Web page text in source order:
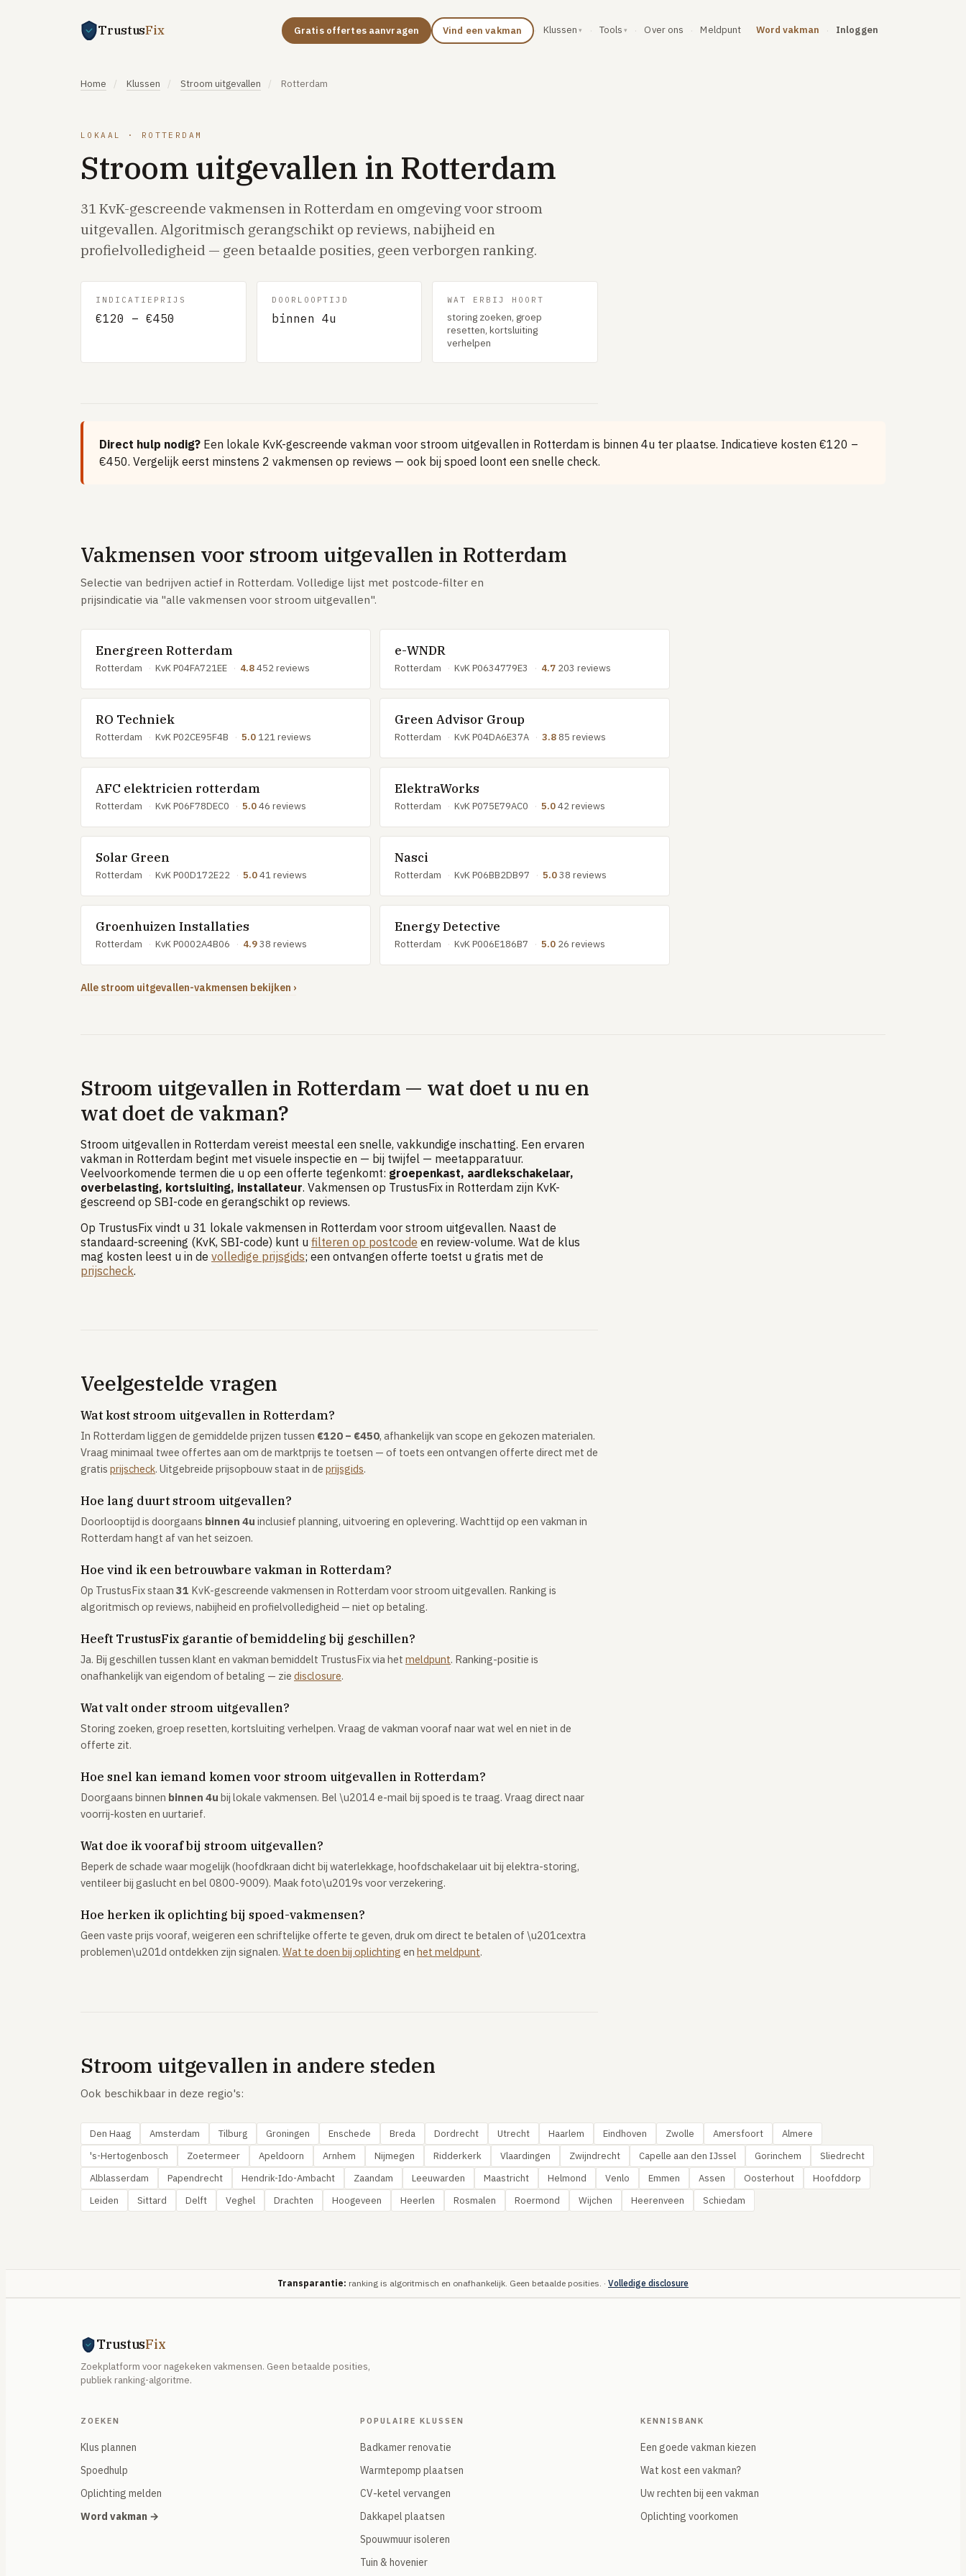
TrustusFix Gratis offertes aanvragen Vind een vakman · Klussen · Tools · Over ons · Meldpunt Word vakman · Inloggen
Home / Klussen / Stroom uitgevallen / Rotterdam
LOKAAL · ROTTERDAM
Stroom uitgevallen in Rotterdam
31 KvK-gescreende vakmensen in Rotterdam en omgeving voor stroom
uitgevallen. Algoritmisch gerangschikt op reviews, nabijheid en
profielvolledigheid — geen betaalde posities, geen verborgen ranking.
INDICATIEPRIJS
€120 – €450
DOORLOOPTIJD
binnen 4u
WAT ERBIJ HOORT
storing zoeken, groep
resetten, kortsluiting
verhelpen
Direct hulp nodig? Een lokale KvK-gescreende vakman voor stroom uitgevallen in Rotterdam is binnen 4u ter plaatse. Indicatieve kosten €120 –
€450. Vergelijk eerst minstens 2 vakmensen op reviews — ook bij spoed loont een snelle check.
Vakmensen voor stroom uitgevallen in Rotterdam
Selectie van bedrijven actief in Rotterdam. Volledige lijst met postcode-filter en
prijsindicatie via "alle vakmensen voor stroom uitgevallen".
Energreen Rotterdam
Rotterdam · KvK P04FA721EE · 4.8452 reviews
e-WNDR
Rotterdam · KvK P0634779E3 · 4.7 203 reviews
RO Techniek
Rotterdam · KvK P02CE95F4B · 5.0 121 reviews
Green Advisor Group
Rotterdam · KvK P04DA6E37A · 3.8 85 reviews
AFC elektricien rotterdam
Rotterdam · KvK P06F78DEC0 · 5.046 reviews
ElektraWorks
Rotterdam · KvK P075E79AC0 · 5.042 reviews
Solar Green
Rotterdam · KvK P00D172E22 · 5.041 reviews
Nasci
Rotterdam · KvK P06BB2DB97 · 5.038 reviews
Groenhuizen Installaties
Rotterdam · KvK P0002A4B06 · 4.938 reviews
Energy Detective
Rotterdam · KvK P006E186B7 · 5.0 26 reviews
Alle stroom uitgevallen-vakmensen bekijken ›
Stroom uitgevallen in Rotterdam — wat doet u nu en
wat doet de vakman?
Stroom uitgevallen in Rotterdam vereist meestal een snelle, vakkundige inschatting. Een ervaren
vakman in Rotterdam begint met visuele inspectie en — bij twijfel — meetapparatuur.
Veelvoorkomende termen die u op een offerte tegenkomt: groepenkast, aardlekschakelaar,
overbelasting, kortsluiting, installateur. Vakmensen op TrustusFix in Rotterdam zijn KvK-
gescreend op SBI-code en gerangschikt op reviews.
Op TrustusFix vindt u 31 lokale vakmensen in Rotterdam voor stroom uitgevallen. Naast de
standaard-screening (KvK, SBI-code) kunt u filteren op postcode en review-volume. Wat de klus
mag kosten leest u in de volledige prijsgids; een ontvangen offerte toetst u gratis met de
prijscheck.
Veelgestelde vragen
Wat kost stroom uitgevallen in Rotterdam?
In Rotterdam liggen de gemiddelde prijzen tussen €120 – €450, afhankelijk van scope en gekozen materialen.
Vraag minimaal twee offertes aan om de marktprijs te toetsen — of toets een ontvangen offerte direct met de
gratis prijscheck. Uitgebreide prijsopbouw staat in de prijsgids.
Hoe lang duurt stroom uitgevallen?
Doorlooptijd is doorgaans binnen 4u inclusief planning, uitvoering en oplevering. Wachttijd op een vakman in
Rotterdam hangt af van het seizoen.
Hoe vind ik een betrouwbare vakman in Rotterdam?
Op TrustusFix staan 31 KvK-gescreende vakmensen in Rotterdam voor stroom uitgevallen. Ranking is
algoritmisch op reviews, nabijheid en profielvolledigheid — niet op betaling.
Heeft TrustusFix garantie of bemiddeling bij geschillen?
Ja. Bij geschillen tussen klant en vakman bemiddelt TrustusFix via het meldpunt. Ranking-positie is
onafhankelijk van eigendom of betaling — zie disclosure.
Wat valt onder stroom uitgevallen?
Storing zoeken, groep resetten, kortsluiting verhelpen. Vraag de vakman vooraf naar wat wel en niet in de
offerte zit.
Hoe snel kan iemand komen voor stroom uitgevallen in Rotterdam?
Doorgaans binnen binnen 4u bij lokale vakmensen. Bel \u2014 e-mail bij spoed is te traag. Vraag direct naar
voorrij-kosten en uurtarief.
Wat doe ik vooraf bij stroom uitgevallen?
Beperk de schade waar mogelijk (hoofdkraan dicht bij waterlekkage, hoofdschakelaar uit bij elektra-storing,
ventileer bij gaslucht en bel 0800-9009). Maak foto\u2019s voor verzekering.
Hoe herken ik oplichting bij spoed-vakmensen?
Geen vaste prijs vooraf, weigeren een schriftelijke offerte te geven, druk om direct te betalen of \u201cextra
problemen\u201d ontdekken zijn signalen. Wat te doen bij oplichting en het meldpunt.
Stroom uitgevallen in andere steden
Ook beschikbaar in deze regio's:
Den Haag Amsterdam Tilburg Groningen Enschede Breda Dordrecht Utrecht Haarlem Eindhoven Zwolle Amersfoort
Almere
's-Hertogenbosch
Zoetermeer Apeldoorn Arnhem Nijmegen Ridderkerk Vlaardingen Zwijndrecht Capelle aan den IJssel Gorinchem
Sliedrecht
Alblasserdam
Papendrecht Hendrik-Ido-Ambacht Zaandam Leeuwarden Maastricht Helmond Venlo Emmen Assen Oosterhout
Hoofddorp
Leiden
Sittard Delft Veghel Drachten Hoogeveen Heerlen Rosmalen Roermond Wijchen Heerenveen Schiedam
Transparantie: ranking is algoritmisch en onafhankelijk. Geen betaalde posities. · Volledige disclosure
TrustusFix
Zoekplatform voor nagekeken vakmensen. Geen betaalde posities,
publiek ranking-algoritme.
ZOEKEN
Klus plannen
Spoedhulp
Oplichting melden
Word vakman →
POPULAIRE KLUSSEN
Badkamer renovatie
Warmtepomp plaatsen
CV-ketel vervangen
Dakkapel plaatsen
Spouwmuur isoleren
Tuin & hovenier
KENNISBANK
Een goede vakman kiezen
Wat kost een vakman?
Uw rechten bij een vakman
Oplichting voorkomen